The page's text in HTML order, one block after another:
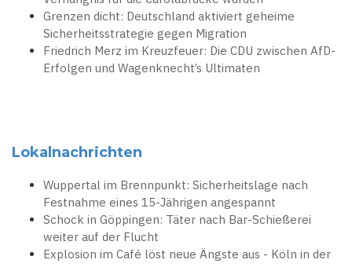
Grenzen dicht: Deutschland aktiviert geheime
Sicherheitsstrategie gegen Migration
Friedrich Merz im Kreuzfeuer: Die CDU zwischen AfD-
Erfolgen und Wagenknecht’s Ultimaten
Lokalnachrichten
Wuppertal im Brennpunkt: Sicherheitslage nach
Festnahme eines 15-Jährigen angespannt
Schock in Göppingen: Täter nach Bar-Schießerei
weiter auf der Flucht
Explosion im Café löst neue Ängste aus - Köln in der